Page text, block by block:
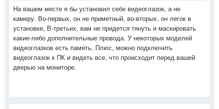
На вашем месте я бы установил себе видеоглазок, а не
камеру. Во-первых, он не приметный, во-вторых, он легок в
установке, В-третьих, вам не придется тянуть и маскировать
какие-либо дополнительные провода. У некоторых моделей
видеоглазков есть память. Плюс, можно подключить
видеоглазок к ПК и видеть все, что происходит перед вашей
дверью на мониторе.